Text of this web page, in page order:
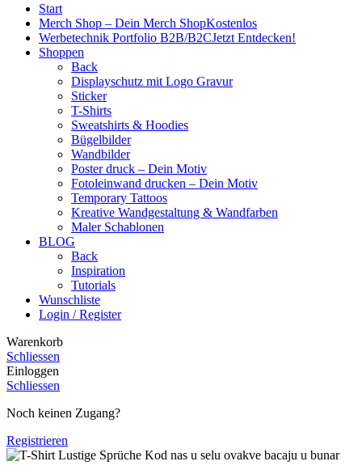
Start
Merch Shop – Dein Merch ShopKostenlos
Werbetechnik Portfolio B2B/B2CJetzt Entdecken!
Shoppen
Back
Displayschutz mit Logo Gravur
Sticker
T-Shirts
Sweatshirts & Hoodies
Bügelbilder
Wandbilder
Poster druck – Dein Motiv
Fotoleinwand drucken – Dein Motiv
Temporary Tattoos
Kreative Wandgestaltung & Wandfarben
Maler Schablonen
BLOG
Back
Inspiration
Tutorials
Wunschliste
Login / Register
Warenkorb
Schliessen
Einloggen
Schliessen
Noch keinen Zugang?
Registrieren